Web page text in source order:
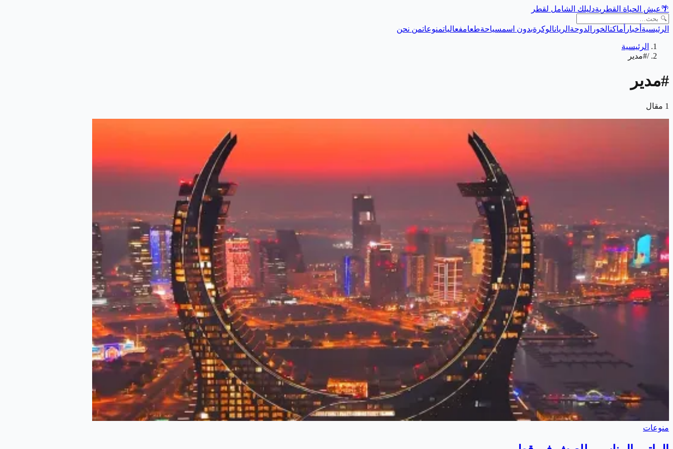
🌴عيش الحياة القطريةدليلك الشامل لقطر
الرئيسية أخبار أماكنالخور الدوحة الريانالوكرةبدون اسمسياحةطعامفعالياتمنوعاتمن نحن
الرئيسية
/#مدير
#مدير
1 مقال
منوعات